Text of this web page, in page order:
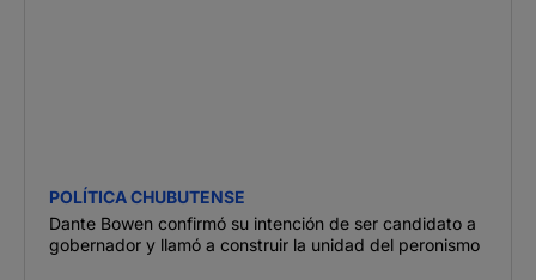
POLÍTICA CHUBUTENSE
Dante Bowen confirmó su intención de ser candidato a
gobernador y llamó a construir la unidad del peronismo